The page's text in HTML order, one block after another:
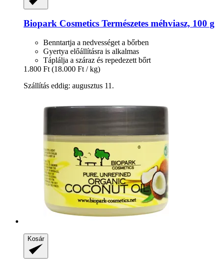
Biopark Cosmetics Természetes méhviasz, 100 g
Benntartja a nedvességet a bőrben
Gyertya előállításra is alkalmas
Táplálja a száraz és repedezett bőrt
1.800 Ft (18.000 Ft / kg)
Szállítás eddig: augusztus 11.
Kosár